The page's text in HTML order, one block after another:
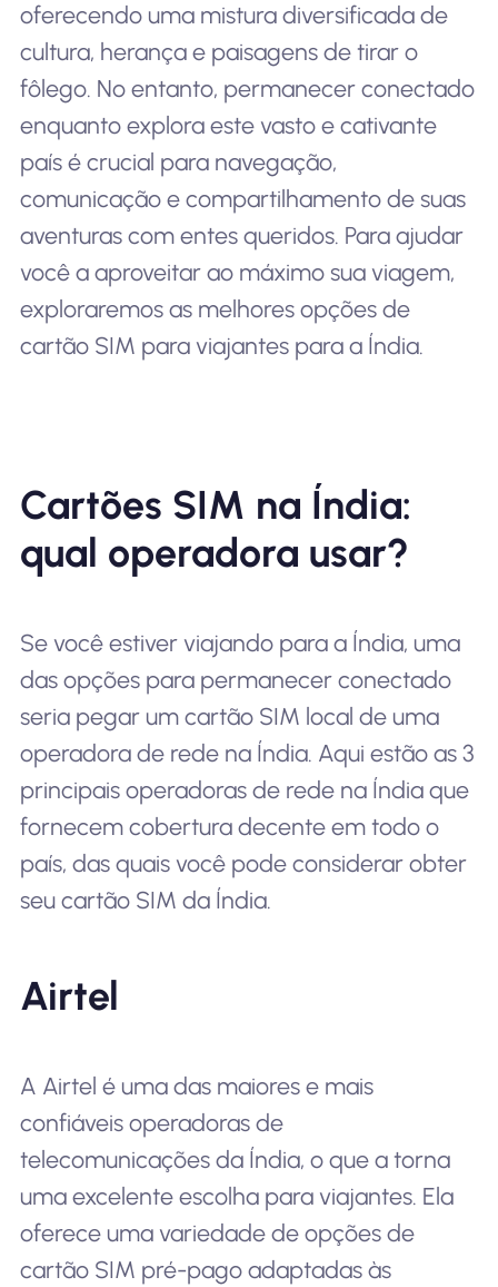
oferecendo uma mistura diversificada de
cultura, herança e paisagens de tirar o
fôlego. No entanto, permanecer conectado
enquanto explora este vasto e cativante
país é crucial para navegação,
comunicação e compartilhamento de suas
aventuras com entes queridos. Para ajudar
você a aproveitar ao máximo sua viagem,
exploraremos as melhores opções de
cartão SIM para viajantes para a Índia.
Cartões SIM na Índia:
qual operadora usar?
Se você estiver viajando para a Índia, uma
das opções para permanecer conectado
seria pegar um cartão SIM local de uma
operadora de rede na Índia. Aqui estão as 3
principais operadoras de rede na Índia que
fornecem cobertura decente em todo o
país, das quais você pode considerar obter
seu cartão SIM da Índia.
Airtel
A Airtel é uma das maiores e mais
confiáveis operadoras de
telecomunicações da Índia, o que a torna
uma excelente escolha para viajantes. Ela
oferece uma variedade de opções de
cartão SIM pré-pago adaptadas às